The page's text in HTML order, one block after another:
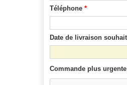
Téléphone *
Date de livraison
Commande plus